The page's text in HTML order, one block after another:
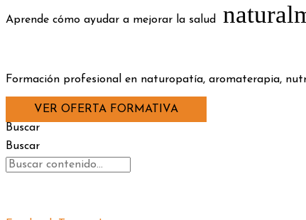
Aprende cómo ayudar a mejorar la salud
Formación profesional en naturopatía, aromaterapia,
VER OFERTA FORMATIVA
Buscar
Buscar